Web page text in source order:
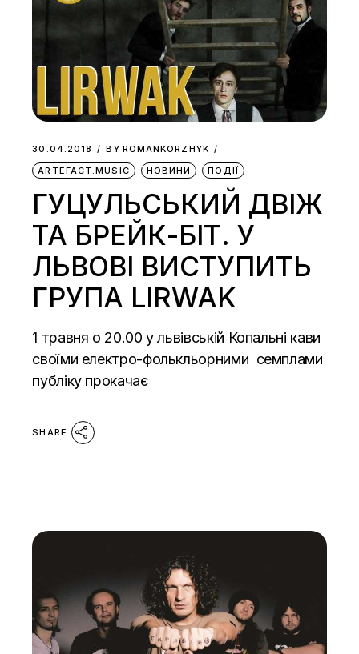
30.04.2018 BY ROMANKORZHYK
ARTEFACT.MUSIC
НОВИНИ ПОДІЇ
ГУЦУЛЬСЬКИЙ ДВІЖ
ТА БРЕЙК-БІТ. У
ЛЬВОВІ ВИСТУПИТЬ
ГРУПА LIRWAK
1 травня о 20.00 у львівській Копальні кави
своїми електро-фолькльорними семплами
публіку прокачає
SHARE